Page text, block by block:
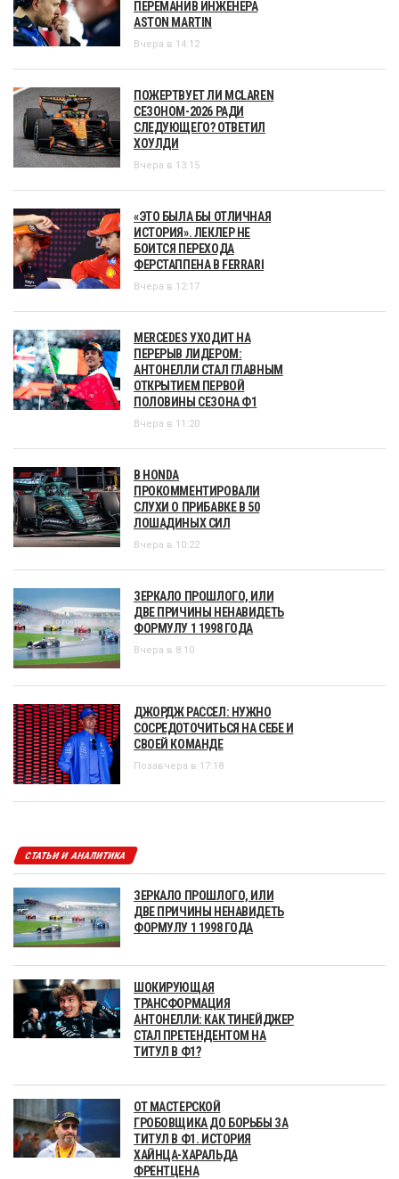
ПЕРЕМАНИВ ИНЖЕНЕРА
ASTON MARTIN
Вчера в 14:12
ПОЖЕРТВУЕТ ЛИ MCLAREN
СЕЗОНОМ-2026 РАДИ
СЛЕДУЮЩЕГО? ОТВЕТИЛ
ХОУЛДИ
Вчера в 13:15
«ЭТО БЫЛА БЫ ОТЛИЧНАЯ
ИСТОРИЯ». ЛЕКЛЕР НЕ
БОИТСЯ ПЕРЕХОДА
ФЕРСТАППЕНА В FERRARI
Вчера в 12:17
MERCEDES УХОДИТ НА
ПЕРЕРЫВ ЛИДЕРОМ:
АНТОНЕЛЛИ СТАЛ ГЛАВНЫМ
ОТКРЫТИЕМ ПЕРВОЙ
ПОЛОВИНЫ СЕЗОНА Ф1
Вчера в 11:20
В HONDA
ПРОКОММЕНТИРОВАЛИ
СЛУХИ О ПРИБАВКЕ В 50
ЛОШАДИНЫХ СИЛ
Вчера в 10:22
ЗЕРКАЛО ПРОШЛОГО, ИЛИ
ДВЕ ПРИЧИНЫ НЕНАВИДЕТЬ
ФОРМУЛУ 1 1998 ГОДА
Вчера в 8:10
ДЖОРДЖ РАССЕЛ: НУЖНО
СОСРЕДОТОЧИТЬСЯ НА СЕБЕ И
СВОЕЙ КОМАНДЕ
Позавчера в 17:18
СТАТЬИ И АНАЛИТИКА
ЗЕРКАЛО ПРОШЛОГО, ИЛИ
ДВЕ ПРИЧИНЫ НЕНАВИДЕТЬ
ФОРМУЛУ 1 1998 ГОДА
ШОКИРУЮЩАЯ
ТРАНСФОРМАЦИЯ
АНТОНЕЛЛИ: КАК ТИНЕЙДЖЕР
СТАЛ ПРЕТЕНДЕНТОМ НА
ТИТУЛ В Ф1?
ОТ МАСТЕРСКОЙ
ГРОБОВЩИКА ДО БОРЬБЫ ЗА
ТИТУЛ В Ф1. ИСТОРИЯ
ХАЙНЦА-ХАРАЛЬДА
ФРЕНТЦЕНА